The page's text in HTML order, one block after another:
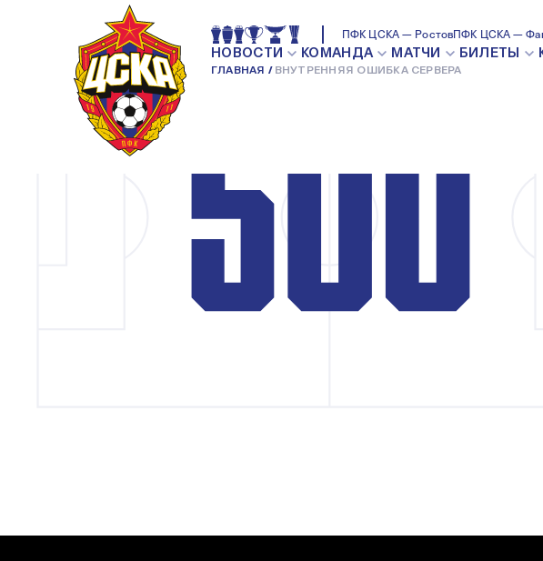
ПФК ЦСКА — РостовПФК ЦСКА —
НОВОСТИ КОМАНДА МАТЧИ БИЛЕТЫ
ГЛАВНАЯ ВНУТРЕННЯЯ ОШИБКА СЕРВЕРА